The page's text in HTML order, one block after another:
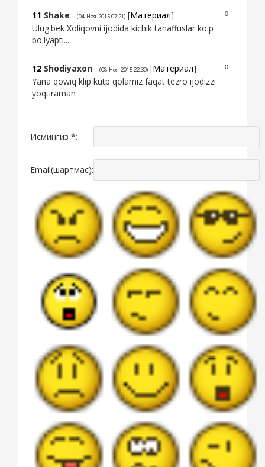
0
11 Shake (04-Ноя-2015 07:21) [Материал]
Ulug'bek Xoliqovni ijodida kichik tanaffuslar ko'p
bo'lyapti...
0
12 Shodiyaxon (08-Ноя-2015 22:30) [Материал]
Yana qowiq klip kutp qolamiz faqat tezro ijodizzi
yoqtiraman
Исмингиз *:
Email(шартмас):